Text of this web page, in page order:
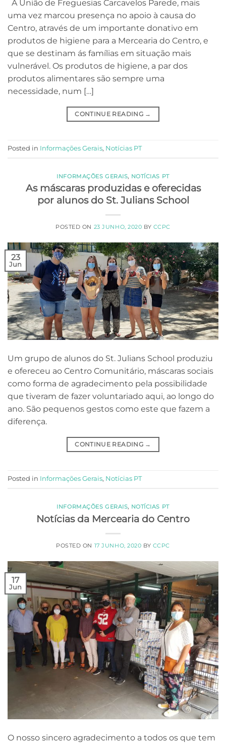
A União de Freguesias Carcavelos Parede, mais
uma vez marcou presença no apoio à causa do
Centro, através de um importante donativo em
produtos de higiene para a Mercearia do Centro, e
que se destinam ás famílias em situação mais
vulnerável. Os produtos de higiene, a par dos
produtos alimentares são sempre uma
necessidade, num […]
CONTINUE READING →
Posted in Informações Gerais, Notícias PT
INFORMAÇÕES GERAIS, NOTÍCIAS PT
As máscaras produzidas e oferecidas
por alunos do St. Julians School
POSTED ON 23 JUNHO, 2020 BY CCPC
23
Jun
Um grupo de alunos do St. Julians School produziu
e ofereceu ao Centro Comunitário, máscaras sociais
como forma de agradecimento pela possibilidade
que tiveram de fazer voluntariado aqui, ao longo do
ano. São pequenos gestos como este que fazem a
diferença.
CONTINUE READING →
Posted in Informações Gerais, Notícias PT
INFORMAÇÕES GERAIS, NOTÍCIAS PT
Notícias da Mercearia do Centro
POSTED ON 17 JUNHO, 2020 BY CCPC
17
Jun
O nosso sincero agradecimento a todos os que tem